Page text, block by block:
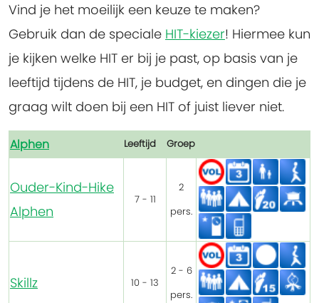
Vind je het moeilijk een keuze te maken?
Gebruik dan de speciale HIT-kiezer! Hiermee kun
je kijken welke HIT er bij je past, op basis van je
leeftijd tijdens de HIT, je budget, en dingen die je
graag wilt doen bij een HIT of juist liever niet.
Alphen Leeftijd Groep
Ouder-Kind-Hike
Alphen
7 - 11
2
pers.
Skillz 10 - 13
2 - 6
pers.